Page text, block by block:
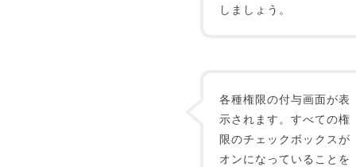
しましょう。
各種権限の付与画面が表
示されます。すべての権
限のチェックボックスが
オンになっていることを